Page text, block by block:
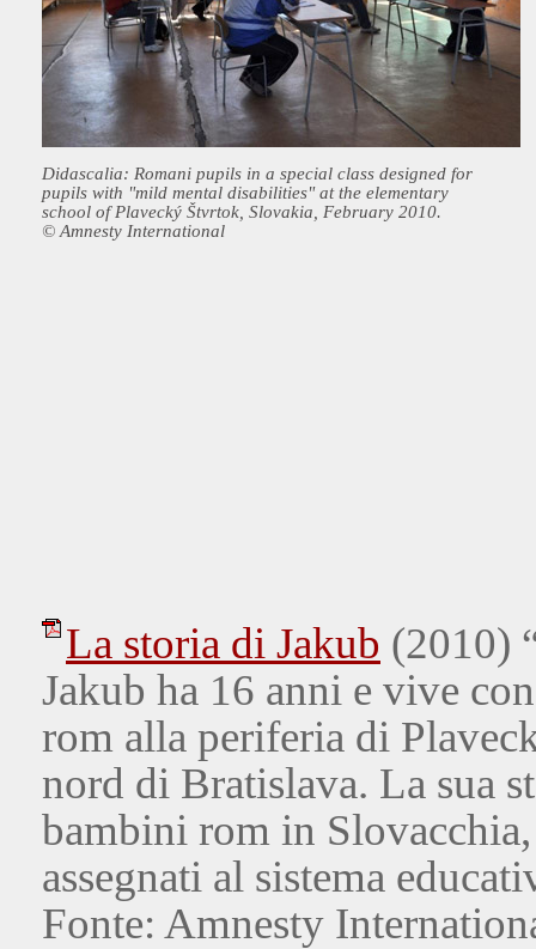
Didascalia: Romani pupils in a special class designed for
pupils with "mild mental disabilities" at the elementary
school of Plavecký Štvrtok, Slovakia, February 2010.
© Amnesty International
La storia di Jakub (2010)
Jakub ha 16 anni e vive
rom alla periferia di
nord di Bratislava. La sua
bambini rom in
assegnati al sistema
Fonte: Amnesty